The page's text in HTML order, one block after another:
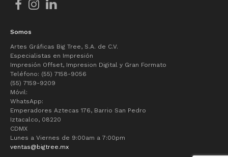
Somos
Artes Gráficas Big Tree, S.A. de C.V.
Especialistas en Impresión
Impresión Offset, Impresion Digital y Gran Formato
Teléfono: (55) 7158-9056
(55) 7159-9209
Móvil:
WhatsApp:
Emperadores Aztecas 176, Barrio San Pedro
Iztacalco, 08220
CDMX
Lunes a Viernes de 9:00am a 7:00pm
ventas@bigtree.mx